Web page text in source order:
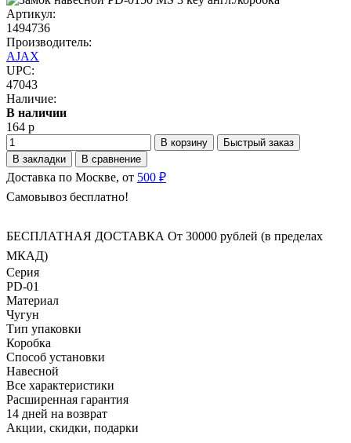
Артикул:
1494736
Производитель:
AJAX
UPC:
47043
Наличие:
В наличии
164 р
В корзину
Быстрый заказ
В закладки
В сравнение
Доставка по Москве, от 500 ₽
Самовывоз бесплатно!
БЕСПЛАТНАЯ ДОСТАВКА От 30000 рублей (в пределах
МКАД)
Серия
PD-01
Материал
Чугун
Тип упаковки
Коробка
Способ установки
Навесной
Все характеристики
Расширенная гарантия
14 дней на возврат
Акции, скидки, подарки